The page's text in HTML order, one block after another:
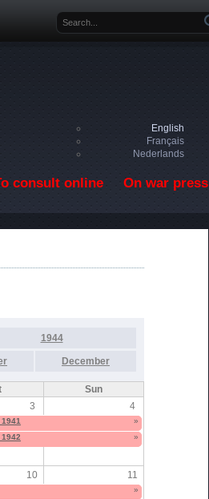
Search form
English
Français
Nederlands
consult online On war press
1944
December
Sun
3 4
»
»
10 11
»